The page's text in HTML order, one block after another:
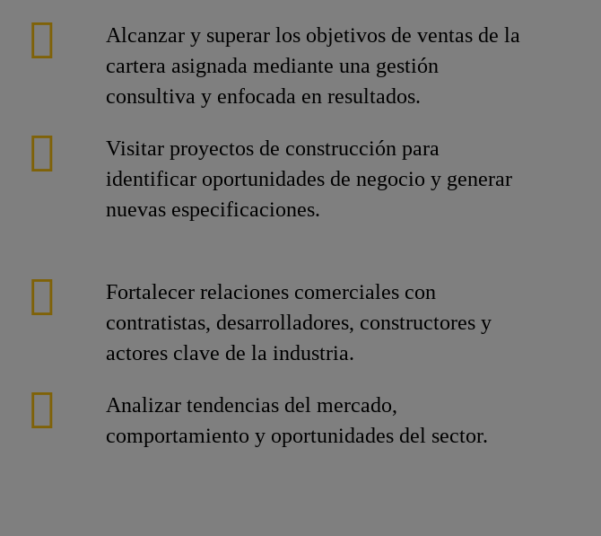
Alcanzar y superar los objetivos de ventas de la
cartera asignada mediante una gestión
consultiva y enfocada en resultados.
Visitar proyectos de construcción para
identificar oportunidades de negocio y generar
nuevas especificaciones.
Fortalecer relaciones comerciales con
contratistas, desarrolladores, constructores y
actores clave de la industria.
Analizar tendencias del mercado,
comportamiento y oportunidades del sector.